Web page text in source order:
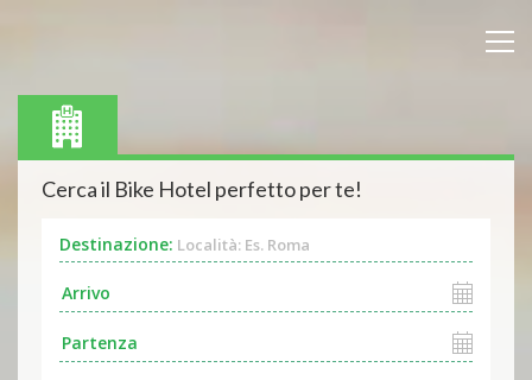
Cerca il Bike Hotel perfetto per te!
Destinazione: Località: Es. Roma